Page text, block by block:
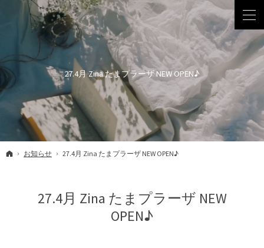
27.4月 Zina たまプラーザ NEW OPEN♪
ホーム
お知らせ 27.4月 Zina たまプラーザ NEW OPEN♪
27.4月 Zina たまプラーザ NEW
OPEN♪